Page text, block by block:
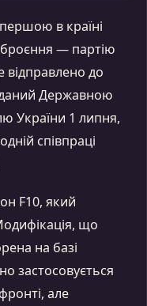
в країні
— партію
відправлено до
Державною
України 1 липня,
співпраці
F10, який
що
на базі
застосовується
але